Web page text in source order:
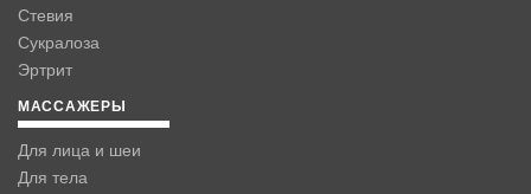
Стевия
Сукралоза
Эртрит
МАССАЖЕРЫ
Для лица и шеи
Для тела